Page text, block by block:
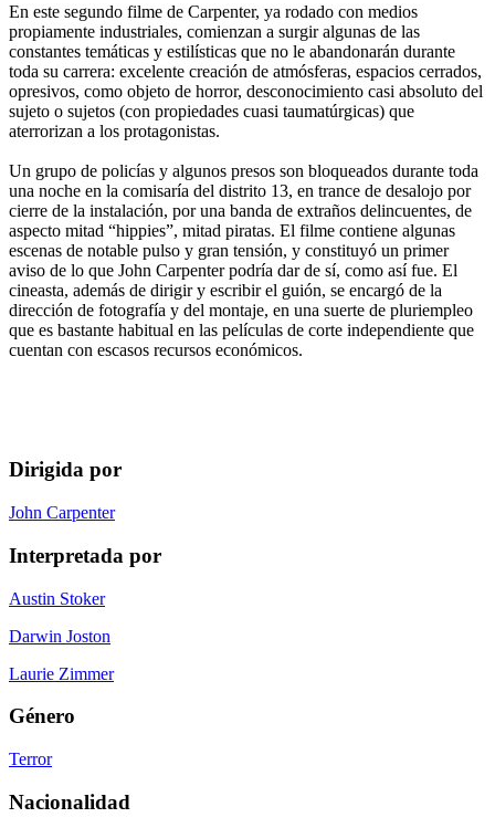
En este segundo filme de Carpenter, ya rodado con medios
propiamente industriales, comienzan a surgir algunas de las
constantes temáticas y estilísticas que no le abandonarán durante
toda su carrera: excelente creación de atmósferas, espacios cerrados,
opresivos, como objeto de horror, desconocimiento casi absoluto del
sujeto o sujetos (con propiedades cuasi taumatúrgicas) que
aterrorizan a los protagonistas.
Un grupo de policías y algunos presos son bloqueados durante toda
una noche en la comisaría del distrito 13, en trance de desalojo por
cierre de la instalación, por una banda de extraños delincuentes, de
aspecto mitad “hippies”, mitad piratas. El filme contiene algunas
escenas de notable pulso y gran tensión, y constituyó un primer
aviso de lo que John Carpenter podría dar de sí, como así fue. El
cineasta, además de dirigir y escribir el guión, se encargó de la
dirección de fotografía y del montaje, en una suerte de pluriempleo
que es bastante habitual en las películas de corte independiente que
cuentan con escasos recursos económicos.
Dirigida por
John Carpenter
Interpretada por
Austin Stoker
Darwin Joston
Laurie Zimmer
Género
Terror
Nacionalidad